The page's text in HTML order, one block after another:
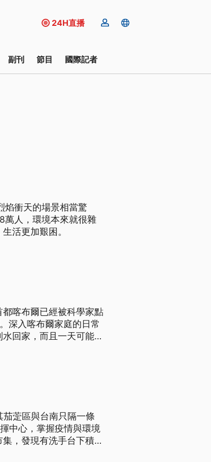
24H直播
副刊 節目 國際記者
焰衝天的場景相當驚
萬人，環境本來就很雜
活更加艱困。
喀布爾已經被科學家點
深入喀布爾家庭的日常
回家，而且一天可能要
萣區與台南只隔一條
中心，掌握疫情與環境
，發現有洗手台下積